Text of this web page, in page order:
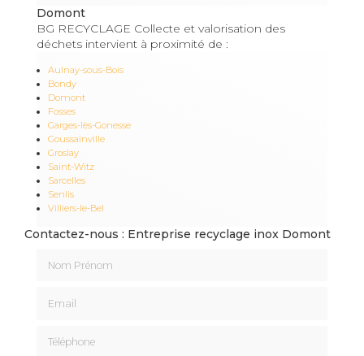
Domont
BG RECYCLAGE Collecte et valorisation des
déchets intervient à proximité de :
Aulnay-sous-Bois
Bondy
Domont
Fosses
Garges-lès-Gonesse
Goussainville
Groslay
Saint-Witz
Sarcelles
Senlis
Villiers-le-Bel
Contactez-nous : Entreprise recyclage inox Domont